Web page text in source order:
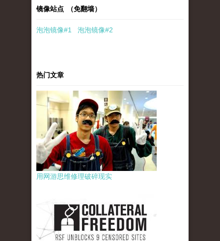
镜像站点 （免翻墙）
泡泡镜像#1 泡泡镜像#2
热门文章
用网游思维修理破碎现实